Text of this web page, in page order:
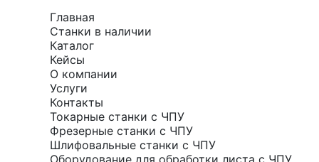
Главная
Станки в наличии
Каталог
Кейсы
О компании
Услуги
Контакты
Токарные станки с ЧПУ
Фрезерные станки с ЧПУ
Шлифовальные станки с ЧПУ
Оборудование для обработки листа с ЧПУ